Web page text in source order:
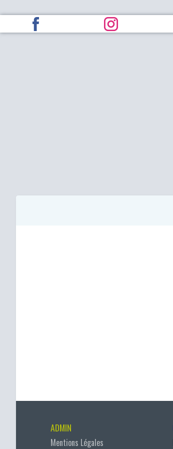
ADMIN
Mentions Légales